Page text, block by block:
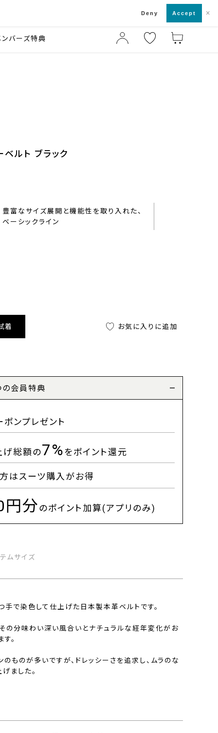
ンバーズ特典
ルト ブラック
豊富なサイズ展開と機能性を取り入れた、
ベーシックライン
着 お気に入りに追加
の会員特典
ポンプレゼント
げ総額の7%をポイント還元
はスーツ購入がお得
円分のポイント加算(アプリのみ)
ムサイズ
手で染色して仕上げた日本製本革ベルトです。
の分味わい深い風合いとナチュラルな経年変化がお
。
ものが多いですが、ドレッシーさを追求し、ムラのな
ました。
Deny Accept ×